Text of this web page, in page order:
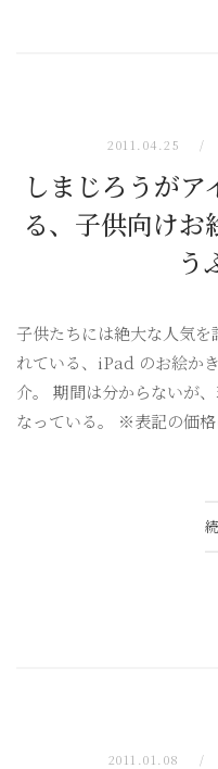
2011.04.25
しまじろうがア
る、子供向けお
う
子供たちには絶大な人気
れている、iPad のお絵か
介。 期間は分からないが
なっている。 ※表記の価
2011.01.08